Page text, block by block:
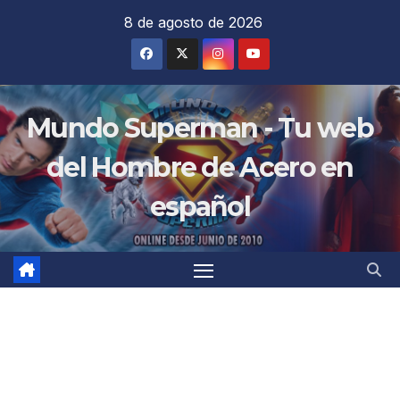
8 de agosto de 2026
Mundo Superman - Tu web
del Hombre de Acero en
español